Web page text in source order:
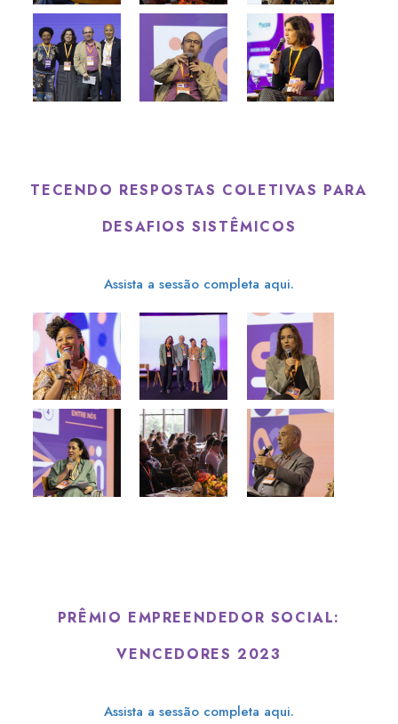
TECENDO RESPOSTAS COLETIVAS PARA
DESAFIOS SISTÊMICOS
Assista a sessão completa aqui.
PRÊMIO EMPREENDEDOR SOCIAL:
VENCEDORES 2023
Assista a sessão completa aqui.